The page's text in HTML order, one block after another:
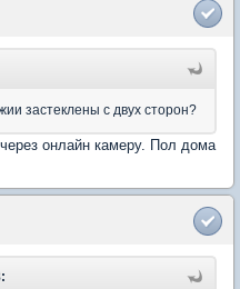
застеклены с двух сторон?
онлайн камеру. Пол дома